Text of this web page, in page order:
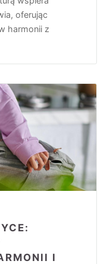
oferując
harmonii z
I